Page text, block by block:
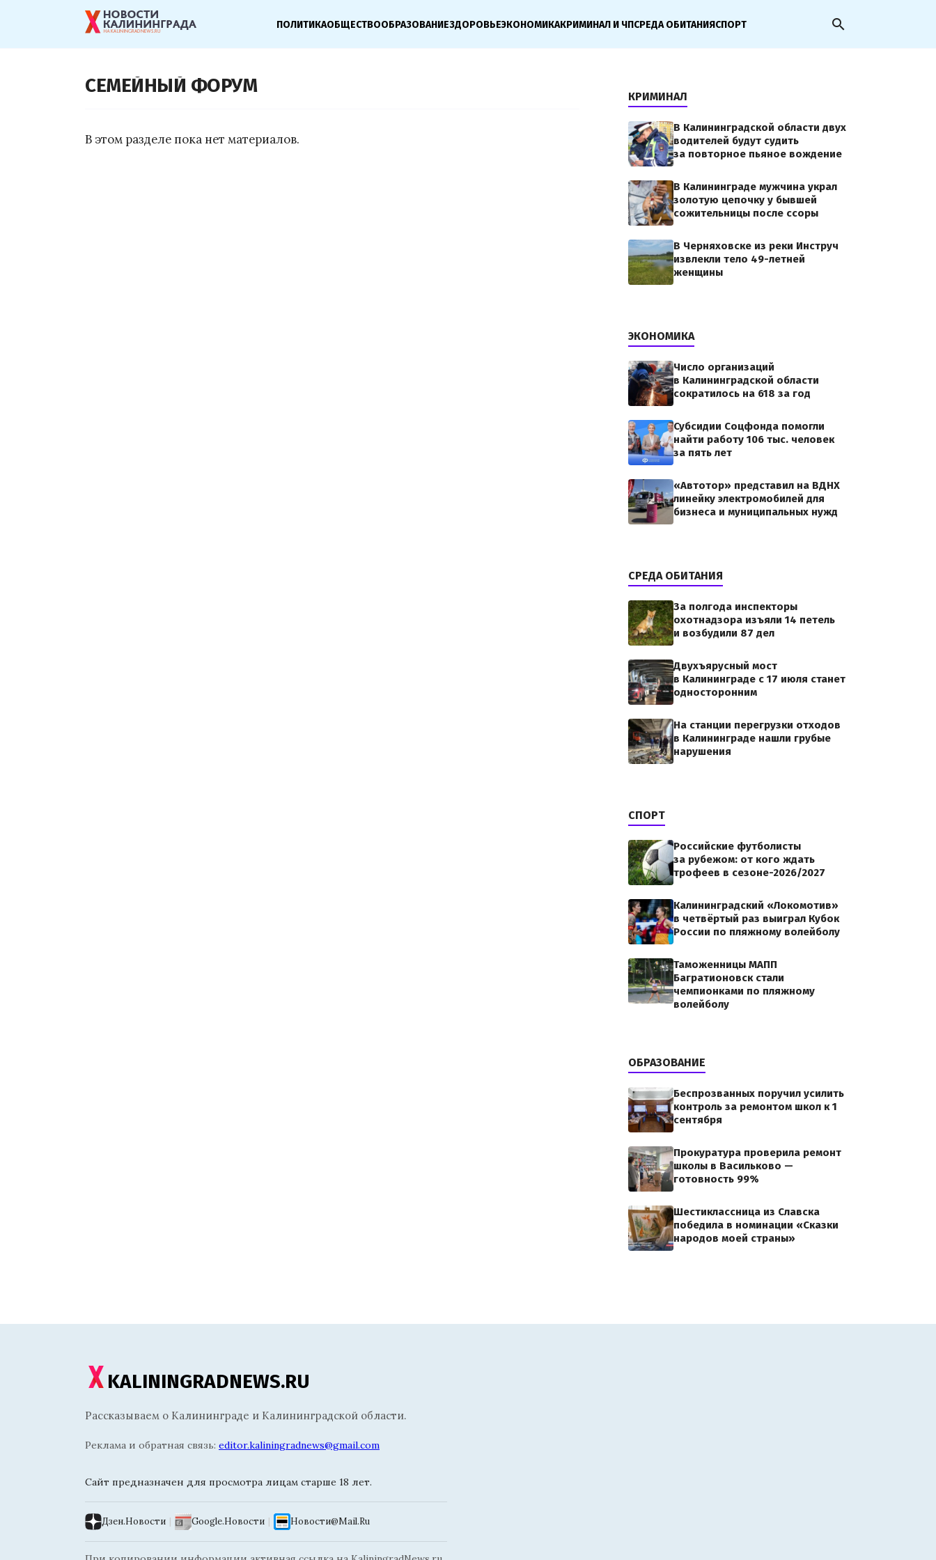
ПОЛИТИКАОБЩЕСТВООБРАЗОВАНИЕЗДОРОВЬЕЭКОНОМИКАКРИМИНАЛ И ЧПСРЕДА ОБИТАНИЯСПОРТ search
СЕМЕЙНЫЙ ФОРУМ
В этом разделе пока нет материалов.
КРИМИНАЛ
В Калининградской области двух
водителей будут судить
за повторное пьяное вождение
В Калининграде мужчина украл
золотую цепочку у бывшей
сожительницы после ссоры
В Черняховске из реки Инструч
извлекли тело 49-летней
женщины
ЭКОНОМИКА
Число организаций
в Калининградской области
сократилось на 618 за год
Субсидии Соцфонда помогли
найти работу 106 тыс. человек
за пять лет
«Автотор» представил на ВДНХ
линейку электромобилей для
бизнеса и муниципальных нужд
СРЕДА ОБИТАНИЯ
За полгода инспекторы
охотнадзора изъяли 14 петель
и возбудили 87 дел
Двухъярусный мост
в Калининграде с 17 июля станет
односторонним
На станции перегрузки отходов
в Калининграде нашли грубые
нарушения
СПОРТ
Российские футболисты
за рубежом: от кого ждать
трофеев в сезоне-2026/2027
Калининградский «Локомотив»
в четвёртый раз выиграл Кубок
России по пляжному волейболу
Таможенницы МАПП
Багратионовск стали
чемпионками по пляжному
волейболу
ОБРАЗОВАНИЕ
Беспрозванных поручил усилить
контроль за ремонтом школ к 1
сентября
Прокуратура проверила ремонт
школы в Васильково —
готовность 99%
Шестиклассница из Славска
победила в номинации «Сказки
народов моей страны»
KALININGRADNEWS.RU
Рассказываем о Калининграде и Калининградской области.
Реклама и обратная связь: editor.kaliningradnews@gmail.com
Сайт предназначен для просмотра лицам старше 18 лет.
Дзен.Новости | Google.Новости | Новости@Mail.Ru